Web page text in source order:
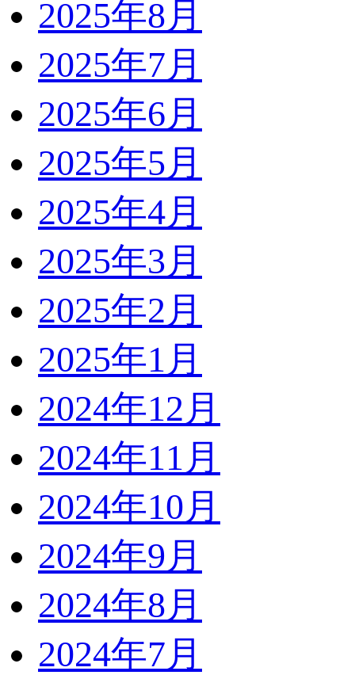
2025年8月
2025年7月
2025年6月
2025年5月
2025年4月
2025年3月
2025年2月
2025年1月
2024年12月
2024年11月
2024年10月
2024年9月
2024年8月
2024年7月